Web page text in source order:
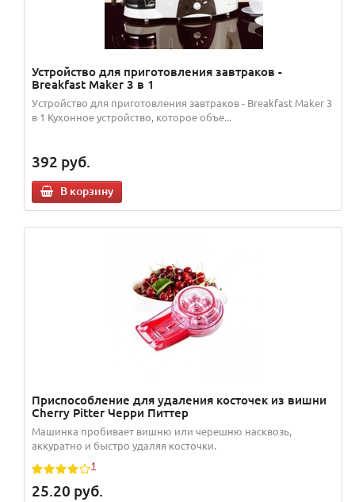
Устройство для приготовления завтраков -
Breakfast Maker 3 в 1
Устройство для приготовления завтраков - Breakfast Maker 3
в 1 Кухонное устройство, которое объе...
392 руб.
В корзину
Приспособление для удаления косточек из вишни
Cherry Pitter Черри Питтер
Машинка пробивает вишню или черешню насквозь,
аккуратно и быстро удаляя косточки.
1
25.20 руб.